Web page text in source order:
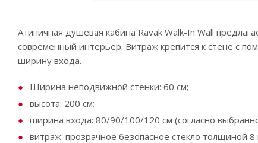
Атипичная душевая кабина Ravak Walk-In Wall
современный интерьер. Витраж крепится к стене с
ширину входа.
Ширина неподвижной стенки: 60 см;
высота: 200 см;
ширина входа: 80/90/100/120 см (согласно
витраж: прозрачное безопасное стекло толщиной